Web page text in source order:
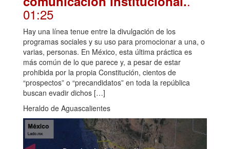
01:25
Hay una línea tenue entre la divulgación de los
programas sociales y su uso para promocionar a una, o
varias, personas. En México, esta última práctica es
más común de lo que parece y, a pesar de estar
prohibida por la propia Constitución, cientos de
“prospectos” o “precandidatos” en toda la república
buscan evadir dichos […]
Heraldo de Aguascalientes